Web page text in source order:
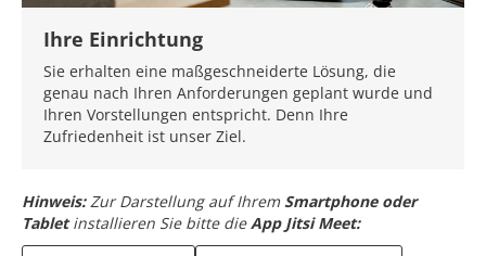
Ihre Einrichtung
Sie erhalten eine maßgeschneiderte Lösung, die
genau nach Ihren Anforderungen geplant wurde und
Ihren Vorstellungen entspricht. Denn Ihre
Zufriedenheit ist unser Ziel.
Hinweis: Zur Darstellung auf Ihrem Smartphone oder
Tabletinstallieren Sie bitte dieApp Jitsi Meet: